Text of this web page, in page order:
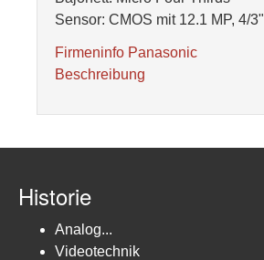
Sensor: CMOS mit 12.1 MP, 4/3"
Firmeninfo Panasonic
Beschreibung
Historie
Analog...
Videotechnik